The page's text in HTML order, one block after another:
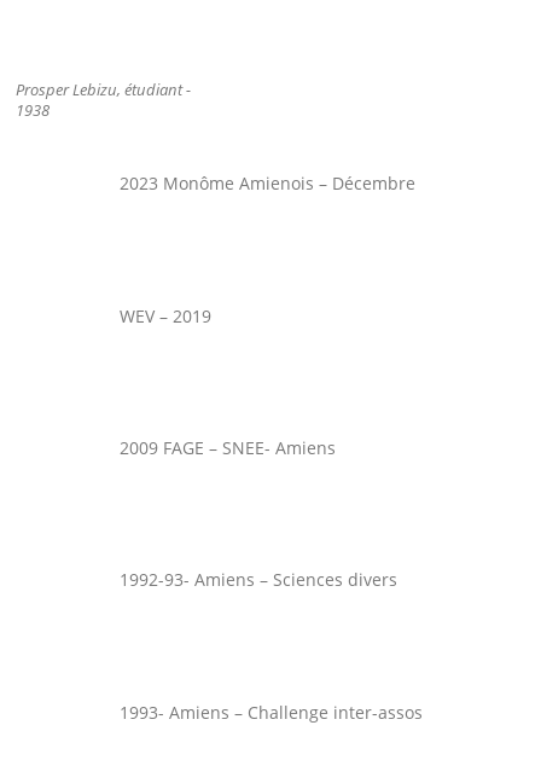
Prosper Lebizu, étudiant -
1938
2023 Monôme Amienois – Décembre
WEV – 2019
2009 FAGE – SNEE- Amiens
1992-93- Amiens – Sciences divers
1993- Amiens – Challenge inter-assos